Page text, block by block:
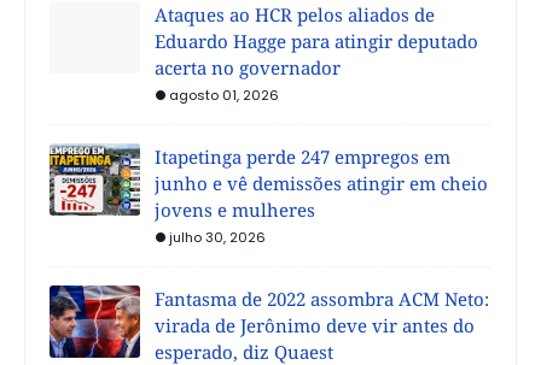
Ataques ao HCR pelos aliados de
Eduardo Hagge para atingir deputado
acerta no governador
agosto 01, 2026
Itapetinga perde 247 empregos em
junho e vê demissões atingir em cheio
jovens e mulheres
julho 30, 2026
Fantasma de 2022 assombra ACM Neto:
virada de Jerônimo deve vir antes do
esperado, diz Quaest